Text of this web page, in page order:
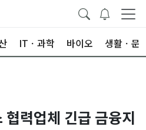
ITㆍ과학 바이오 생활ㆍ문
력업체 긴급 금융지